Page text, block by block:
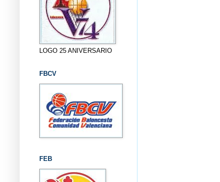
LOGO 25 ANIVERSARIO
FBCV
FEB